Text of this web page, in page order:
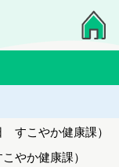
すこやか健康課）
こやか健康課）